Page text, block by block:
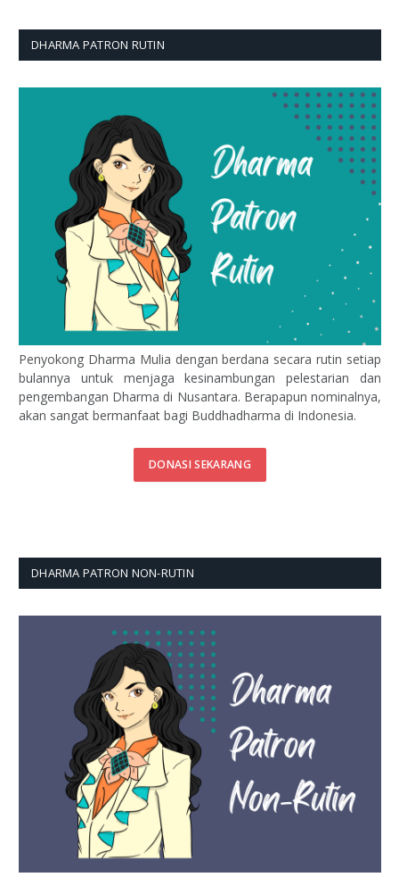
DHARMA PATRON RUTIN
Penyokong Dharma Mulia dengan berdana secara rutin setiap
bulannya untuk menjaga kesinambungan pelestarian dan
pengembangan Dharma di Nusantara. Berapapun nominalnya,
akan sangat bermanfaat bagi Buddhadharma di Indonesia.
DONASI SEKARANG
DHARMA PATRON NON-RUTIN